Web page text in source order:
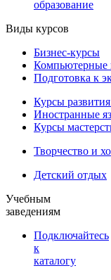
образование
Виды курсов
Бизнес-курсы
Компьютерные
Подготовка к
Курсы
Иностранные
Курсы
Творчество и
Детский отдых
Учебным
заведениям
Подключайтесь
к
каталогу